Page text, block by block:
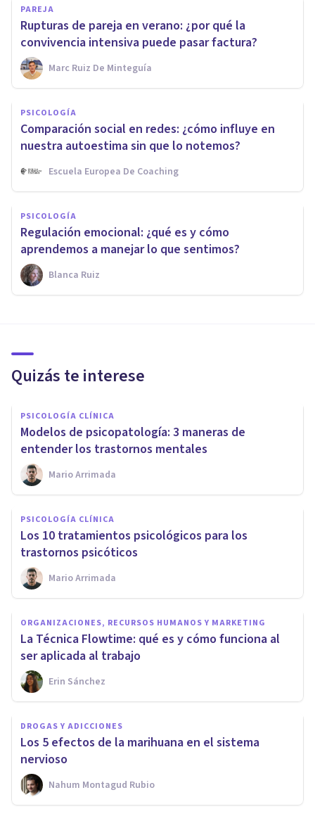
PAREJA
Rupturas de pareja en verano: ¿por qué la
convivencia intensiva puede pasar factura?
Marc Ruiz De Minteguía
PSICOLOGÍA
Comparación social en redes: ¿cómo influye en
nuestra autoestima sin que lo notemos?
Escuela Europea De Coaching
PSICOLOGÍA
Regulación emocional: ¿qué es y cómo
aprendemos a manejar lo que sentimos?
Blanca Ruiz
Quizás te interese
PSICOLOGÍA CLÍNICA
Modelos de psicopatología: 3 maneras de
entender los trastornos mentales
Mario Arrimada
PSICOLOGÍA CLÍNICA
Los 10 tratamientos psicológicos para los
trastornos psicóticos
Mario Arrimada
ORGANIZACIONES, RECURSOS HUMANOS Y MARKETING
La Técnica Flowtime: qué es y cómo funciona al
ser aplicada al trabajo
Erin Sánchez
DROGAS Y ADICCIONES
Los 5 efectos de la marihuana en el sistema
nervioso
Nahum Montagud Rubio